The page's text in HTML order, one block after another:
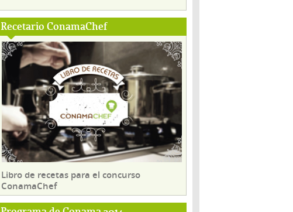
Recetario ConamaChef
Libro de recetas para el concurso
ConamaChef